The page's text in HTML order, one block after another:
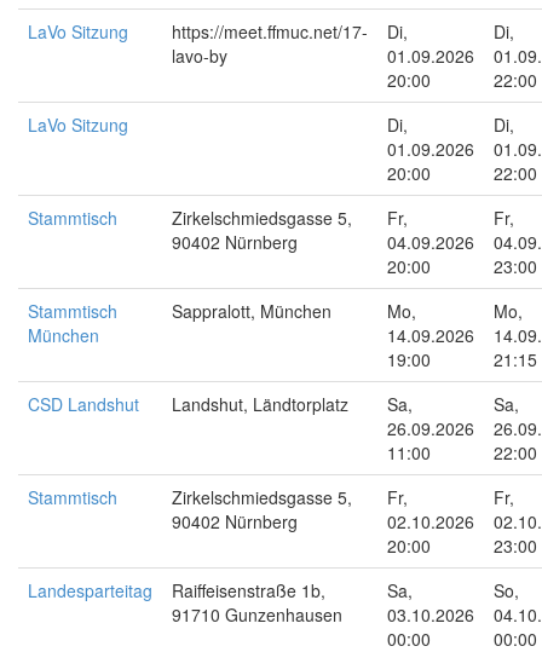
LaVo Sitzung
https://meet.ffmuc.net/17-
lavo-by
Di,
01.09.2026
20:00
Di,
22:00
LaVo Sitzung
Di,
01.09.2026
20:00
Di,
22:00
Stammtisch
Zirkelschmiedsgasse 5,
90402 Nürnberg
Fr,
04.09.2026
20:00
Fr,
23:00
Stammtisch
München
Sappralott, München
Mo,
14.09.2026
19:00
Mo,
21:15
CSD Landshut
Landshut, Ländtorplatz
Sa,
26.09.2026
11:00
Sa,
22:00
Stammtisch
Zirkelschmiedsgasse 5,
90402 Nürnberg
Fr,
02.10.2026
20:00
Fr,
23:00
Landesparteitag
Raiffeisenstraße 1b,
91710 Gunzenhausen
Sa,
03.10.2026
00:00
So,
00:00